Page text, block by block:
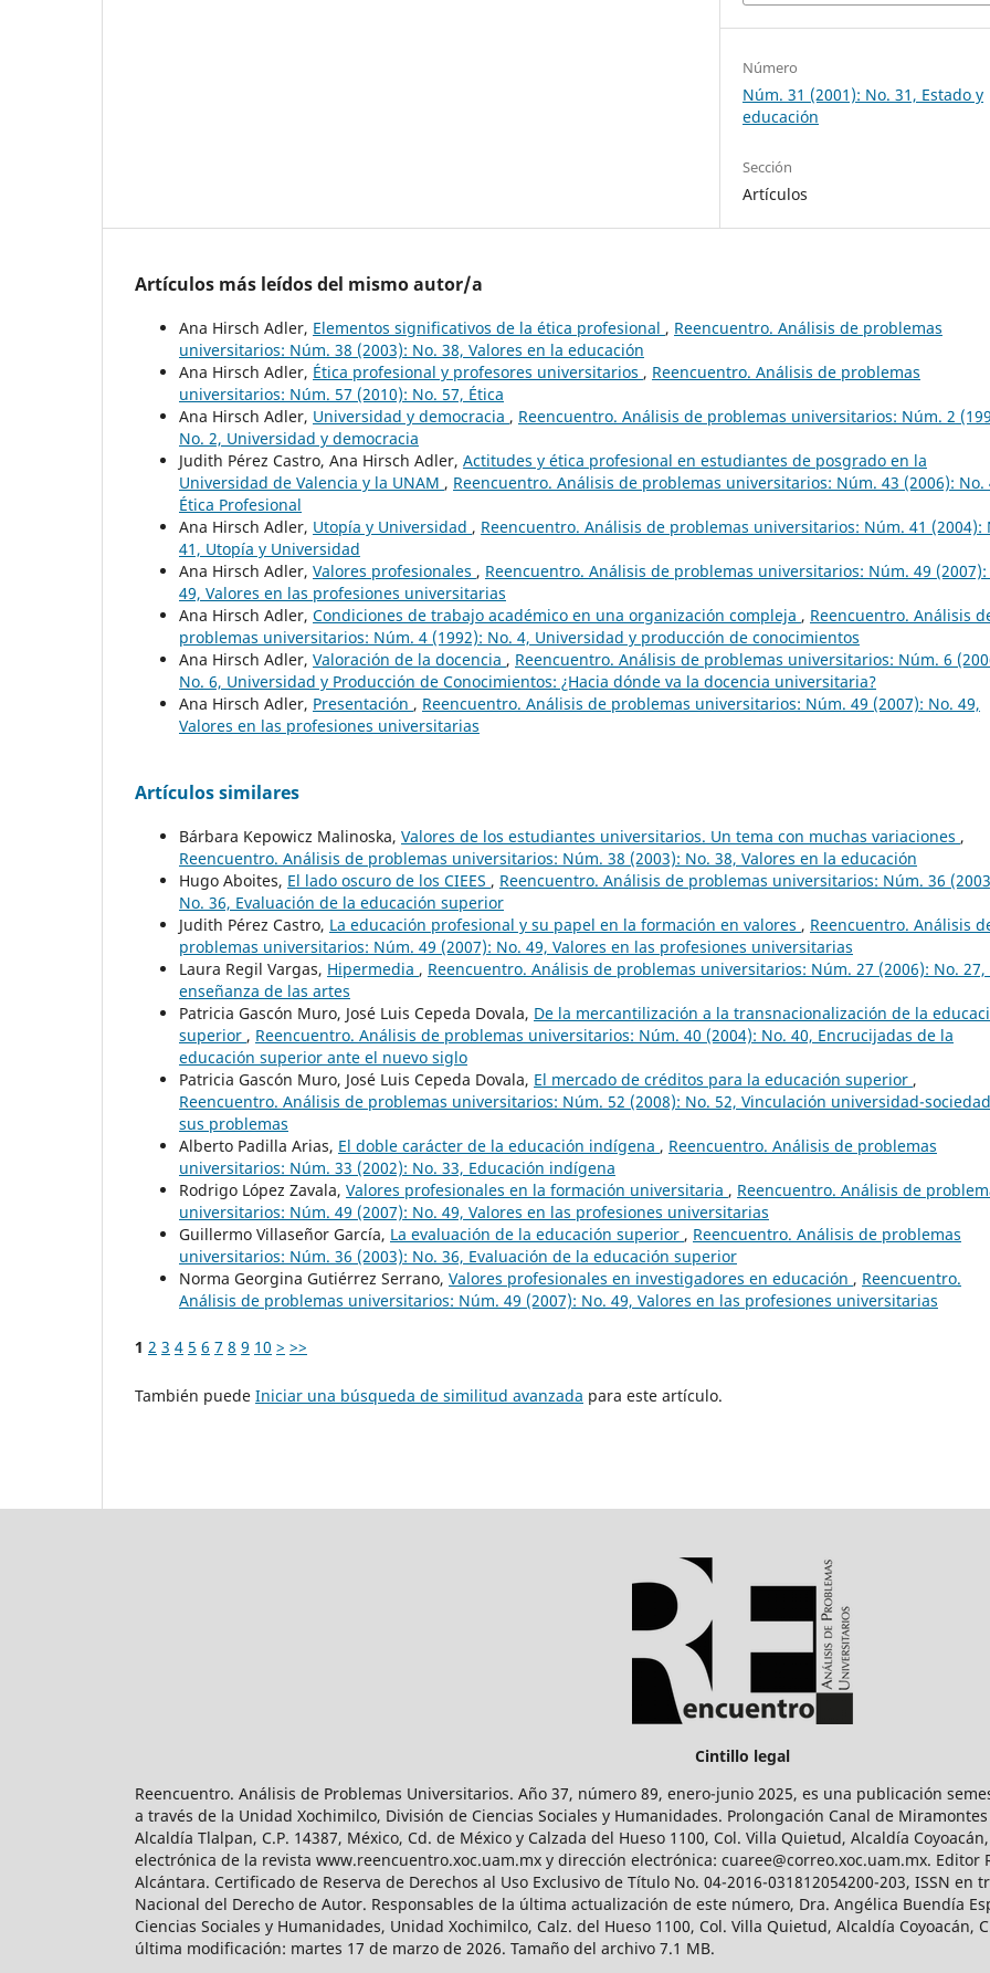
Número
Núm. 31 (2001): No. 31, Estado y
educación
Sección
Artículos
Artículos más leídos del mismo autor/a
Ana Hirsch Adler, Elementos significativos de la ética profesional , Reencuentro. Análisis de problemas
universitarios: Núm. 38 (2003): No. 38, Valores en la educación
Ana Hirsch Adler, Ética profesional y profesores universitarios , Reencuentro. Análisis de problemas
universitarios: Núm. 57 (2010): No. 57, Ética
Ana Hirsch Adler, Universidad y democracia , Reencuentro. Análisis de problemas universitarios: Núm. 2
No. 2, Universidad y democracia
Judith Pérez Castro, Ana Hirsch Adler, Actitudes y ética profesional en estudiantes de posgrado en la
Universidad de Valencia y la UNAM , Reencuentro. Análisis de problemas universitarios: Núm. 43 (2006): No.
Ética Profesional
Ana Hirsch Adler, Utopía y Universidad , Reencuentro. Análisis de problemas universitarios: Núm. 41 (2004):
41, Utopía y Universidad
Ana Hirsch Adler, Valores profesionales , Reencuentro. Análisis de problemas universitarios: Núm. 49 (2007):
49, Valores en las profesiones universitarias
Ana Hirsch Adler, Condiciones de trabajo académico en una organización compleja , Reencuentro. Análisis
problemas universitarios: Núm. 4 (1992): No. 4, Universidad y producción de conocimientos
Ana Hirsch Adler, Valoración de la docencia , Reencuentro. Análisis de problemas universitarios: Núm. 6
No. 6, Universidad y Producción de Conocimientos: ¿Hacia dónde va la docencia universitaria?
Ana Hirsch Adler, Presentación , Reencuentro. Análisis de problemas universitarios: Núm. 49 (2007): No. 49,
Valores en las profesiones universitarias
Artículos similares
Bárbara Kepowicz Malinoska, Valores de los estudiantes universitarios. Un tema con muchas variaciones ,
Reencuentro. Análisis de problemas universitarios: Núm. 38 (2003): No. 38, Valores en la educación
Hugo Aboites, El lado oscuro de los CIEES , Reencuentro. Análisis de problemas universitarios: Núm. 36
No. 36, Evaluación de la educación superior
Judith Pérez Castro, La educación profesional y su papel en la formación en valores , Reencuentro. Análisis
problemas universitarios: Núm. 49 (2007): No. 49, Valores en las profesiones universitarias
Laura Regil Vargas, Hipermedia , Reencuentro. Análisis de problemas universitarios: Núm. 27 (2006): No. 27,
enseñanza de las artes
Patricia Gascón Muro, José Luis Cepeda Dovala, De la mercantilización a la transnacionalización de la
superior , Reencuentro. Análisis de problemas universitarios: Núm. 40 (2004): No. 40, Encrucijadas de la
educación superior ante el nuevo siglo
Patricia Gascón Muro, José Luis Cepeda Dovala, El mercado de créditos para la educación superior ,
Reencuentro. Análisis de problemas universitarios: Núm. 52 (2008): No. 52, Vinculación universidad-
sus problemas
Alberto Padilla Arias, El doble carácter de la educación indígena , Reencuentro. Análisis de problemas
universitarios: Núm. 33 (2002): No. 33, Educación indígena
Rodrigo López Zavala, Valores profesionales en la formación universitaria , Reencuentro. Análisis de
universitarios: Núm. 49 (2007): No. 49, Valores en las profesiones universitarias
Guillermo Villaseñor García, La evaluación de la educación superior , Reencuentro. Análisis de problemas
universitarios: Núm. 36 (2003): No. 36, Evaluación de la educación superior
Norma Georgina Gutiérrez Serrano, Valores profesionales en investigadores en educación , Reencuentro.
Análisis de problemas universitarios: Núm. 49 (2007): No. 49, Valores en las profesiones universitarias
1 2 3 4 5 6 7 8 9 10 > >>
También puede Iniciar una búsqueda de similitud avanzada para este artículo.
Cintillo legal
Reencuentro. Análisis de Problemas Universitarios. Año 37, número 89, enero-junio 2025, es una publicación
a través de la Unidad Xochimilco, División de Ciencias Sociales y Humanidades. Prolongación Canal de Miramontes
Alcaldía Tlalpan, C.P. 14387, México, Cd. de México y Calzada del Hueso 1100, Col. Villa Quietud, Alcaldía
electrónica de la revista www.reencuentro.xoc.uam.mx y dirección electrónica: cuaree@correo.xoc.uam.mx. Editor
Alcántara. Certificado de Reserva de Derechos al Uso Exclusivo de Título No. 04-2016-031812054200-203, ISSN
Nacional del Derecho de Autor. Responsables de la última actualización de este número, Dra. Angélica Buendía
Ciencias Sociales y Humanidades, Unidad Xochimilco, Calz. del Hueso 1100, Col. Villa Quietud, Alcaldía Coyoacán,
última modificación: martes 17 de marzo de 2026. Tamaño del archivo 7.1 MB.